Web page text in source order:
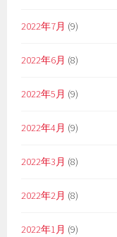
2022年7月 (9)
2022年6月 (8)
2022年5月 (9)
2022年4月 (9)
2022年3月 (8)
2022年2月 (8)
2022年1月 (9)